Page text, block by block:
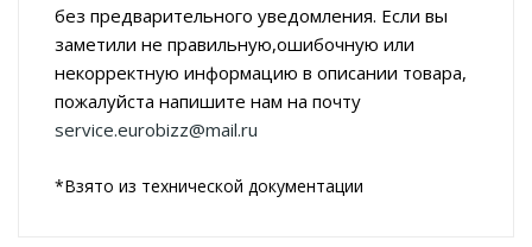
без предварительного уведомления. Если вы
заметили не правильную,ошибочную или
некорректную информацию в описании товара,
пожалуйста напишите нам на почту
service.eurobizz@mail.ru
*Взято из технической документации